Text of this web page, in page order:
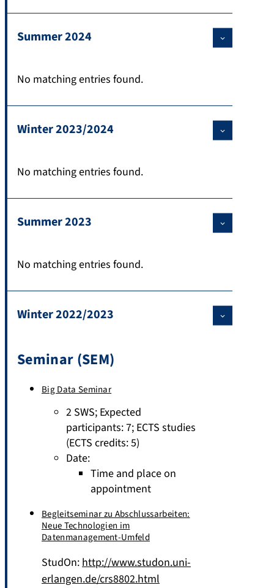
Summer 2024
No matching entries found.
Winter 2023/2024
No matching entries found.
Summer 2023
No matching entries found.
Winter 2022/2023
Seminar (SEM)
Big Data Seminar
2 SWS; Expected
participants: 7; ECTS studies
(ECTS credits: 5)
Date:
Time and place on
appointment
Begleitseminar zu Abschlussarbeiten:
Neue Technologien im
Datenmanagement-Umfeld
StudOn: http://www.studon.uni-
erlangen.de/crs8802.html